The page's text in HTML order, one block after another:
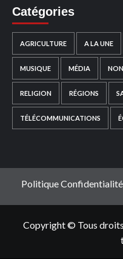
Catégories
AGRICULTURE A LA UNE
MUSIQUE MÉDIA
RELIGION RÉGIONS
TÉLÉCOMMUNICATIONS
Politique Confidentialité
Copyright © Tous